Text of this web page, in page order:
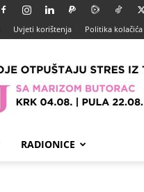
Uvjeti korištenja Politika kolačića
RADIONICE